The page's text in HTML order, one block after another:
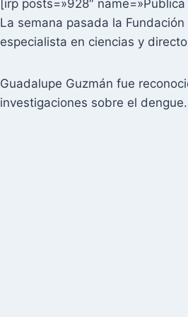
[irp posts=»928″
La semana pasada la
especialista en ciencias y
Guadalupe Guzmán fue
investigaciones sobre el dengue.